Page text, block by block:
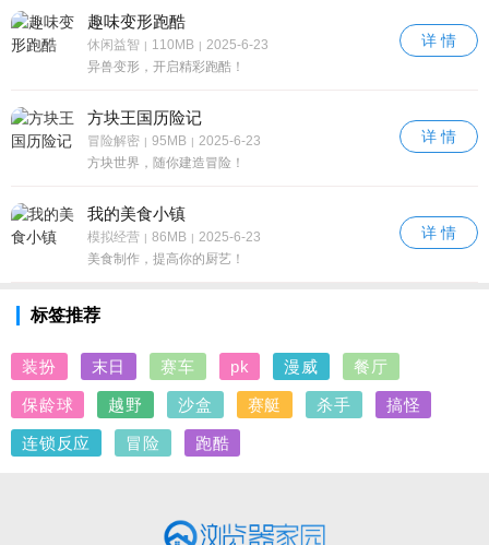
趣味变形跑酷
休闲益智 | 110MB | 2025-6-23
异兽变形，开启精彩跑酷！
详 情
方块王国历险记
冒险解密 | 95MB | 2025-6-23
方块世界，随你建造冒险！
详 情
我的美食小镇
模拟经营 | 86MB | 2025-6-23
美食制作，提高你的厨艺！
详 情
标签推荐
装扮 末日 赛车 pk 漫威 餐厅
保龄球 越野 沙盒 赛艇 杀手 搞怪
连锁反应 冒险 跑酷